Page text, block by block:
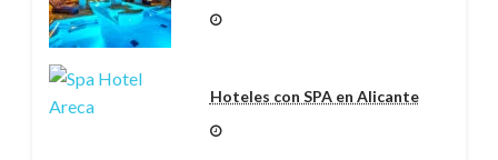
Hoteles con SPA en Alicante